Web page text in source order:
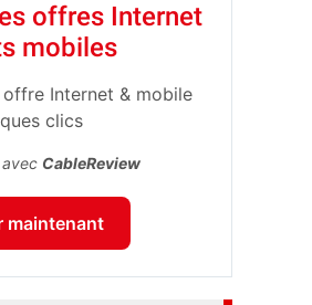
offres Internet
mobiles
Internet & mobile
clics
CableReview
maintenant